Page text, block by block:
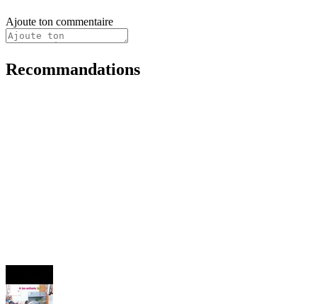
Ajoute ton commentaire
Recommandations